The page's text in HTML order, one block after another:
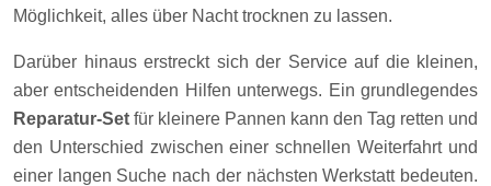
Möglichkeit, alles über Nacht trocknen zu lassen.
Darüber hinaus erstreckt sich der Service auf die kleinen,
aber entscheidenden Hilfen unterwegs. Ein grundlegendes
Reparatur-Set für kleinere Pannen kann den Tag retten und
den Unterschied zwischen einer schnellen Weiterfahrt und
einer langen Suche nach der nächsten Werkstatt bedeuten.